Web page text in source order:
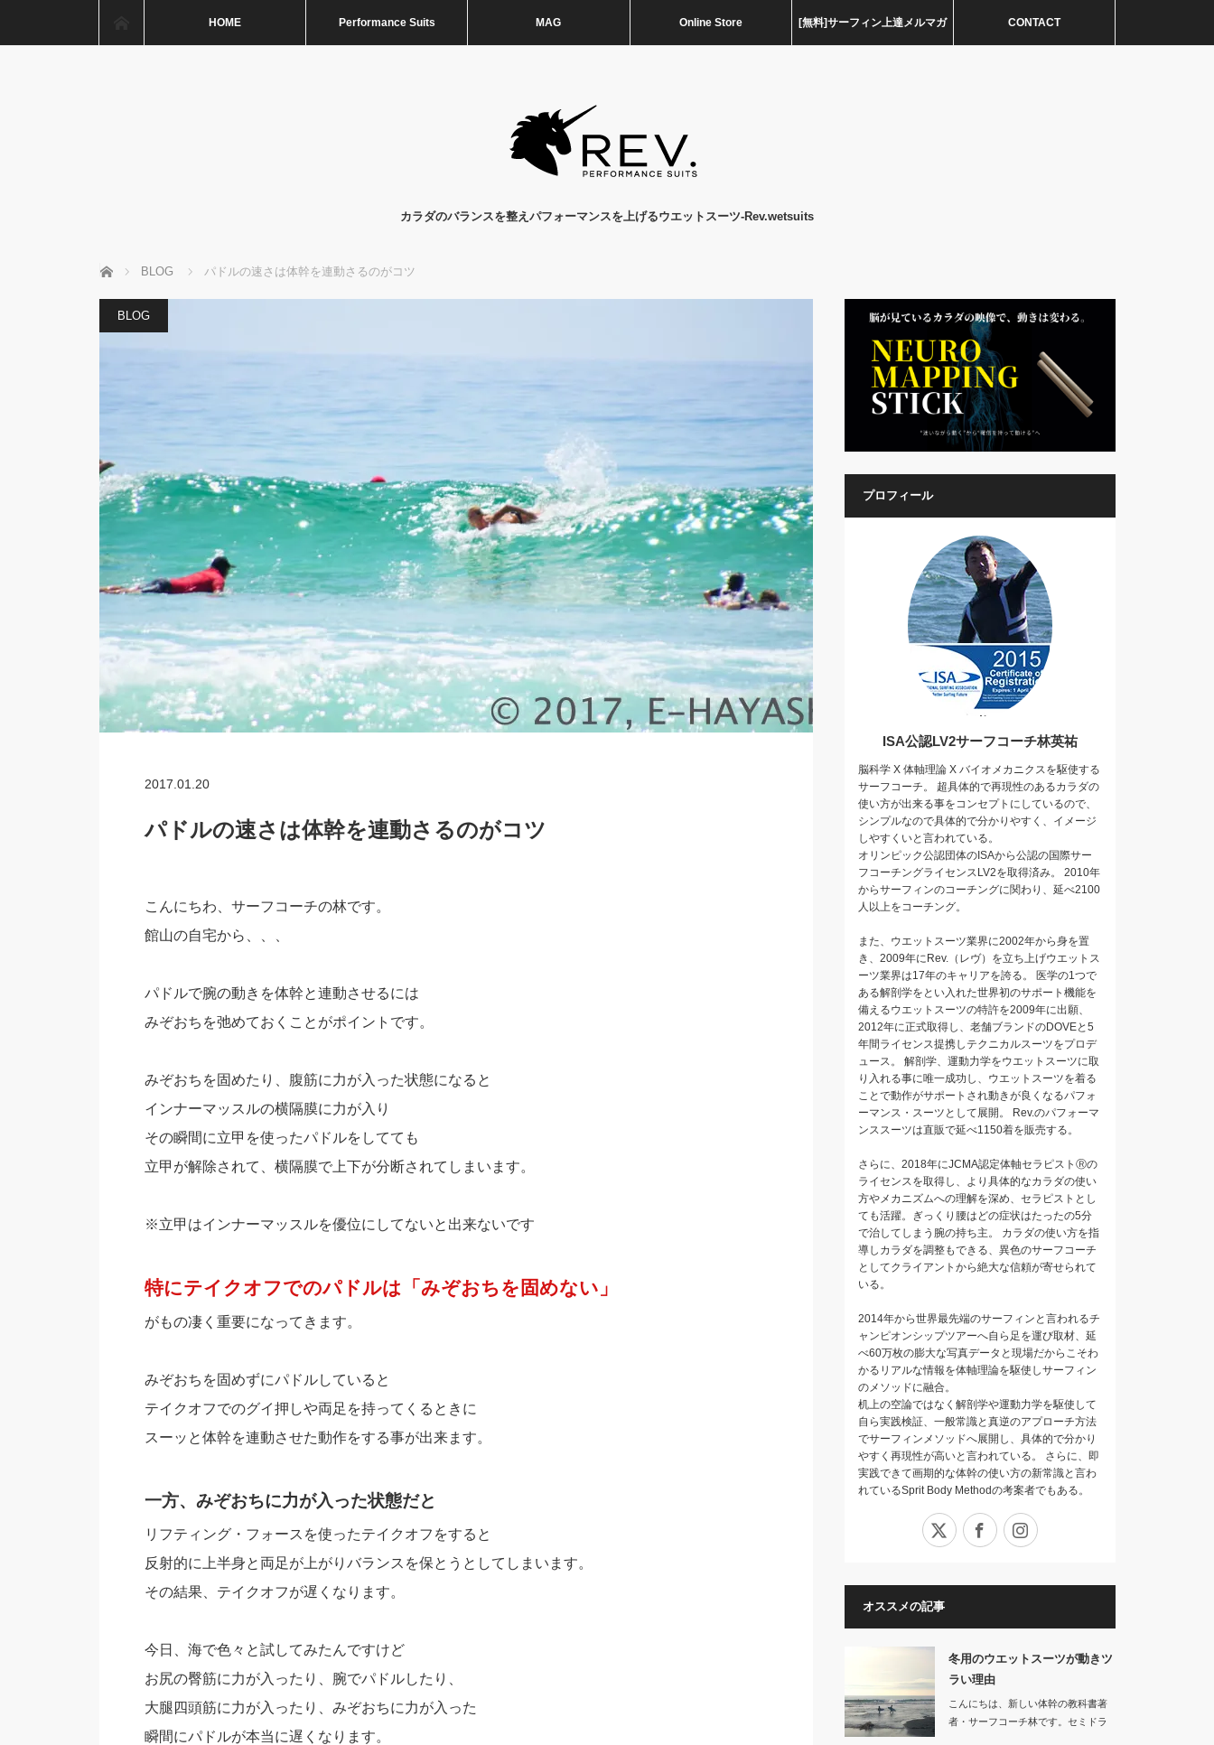
HOME Performance Suits MAG Online Store [無料]サーフィン上達メルマガ CONTACT
カラダのバランスを整えパフォーマンスを上げるウエットスーツ-Rev.wetsuits
ホーム BLOG パドルの速さは体幹を連動さるのがコツ
BLOG
2017.01.20
パドルの速さは体幹を連動さるのがコツ
こんにちわ、サーフコーチの林です。
館山の自宅から、、、
パドルで腕の動きを体幹と連動させるには
みぞおちを弛めておくことがポイントです。
みぞおちを固めたり、腹筋に力が入った状態になると
インナーマッスルの横隔膜に力が入り
その瞬間に立甲を使ったパドルをしてても
立甲が解除されて、横隔膜で上下が分断されてしまいます。
※立甲はインナーマッスルを優位にしてないと出来ないです
特にテイクオフでのパドルは「みぞおちを固めない」
がもの凄く重要になってきます。
みぞおちを固めずにパドルしていると
テイクオフでのグイ押しや両足を持ってくるときに
スーッと体幹を連動させた動作をする事が出来ます。
一方、みぞおちに力が入った状態だと
リフティング・フォースを使ったテイクオフをすると
反射的に上半身と両足が上がりバランスを保とうとしてしまいます。
その結果、テイクオフが遅くなります。
今日、海で色々と試してみたんですけど
お尻の臀筋に力が入ったり、腕でパドルしたり、
大腿四頭筋に力が入ったり、みぞおちに力が入った
瞬間にパドルが本当に遅くなります。
プロフィール
ISA公認LV2サーフコーチ林英祐
脳科学 X 体軸理論 X バイオメカニクスを駆使する
サーフコーチ。 超具体的で再現性のあるカラダの
使い方が出来る事をコンセプトにしているので、
シンプルなので具体的で分かりやすく、イメージ
しやすくいと言われている。
オリンピック公認団体のISAから公認の国際サー
フコーチングライセンスLV2を取得済み。 2010年
からサーフィンのコーチングに関わり、延べ2100
人以上をコーチング。
また、ウエットスーツ業界に2002年から身を置
き、2009年にRev.（レヴ）を立ち上げウエットス
ーツ業界は17年のキャリアを誇る。 医学の1つで
ある解剖学をとい入れた世界初のサポート機能を
備えるウエットスーツの特許を2009年に出願、
2012年に正式取得し、老舗ブランドのDOVEと5
年間ライセンス提携しテクニカルスーツをプロデ
ュース。 解剖学、運動力学をウエットスーツに取
り入れる事に唯一成功し、ウエットスーツを着る
ことで動作がサポートされ動きが良くなるパフォ
ーマンス・スーツとして展開。 Rev.のパフォーマ
ンススーツは直販で延べ1150着を販売する。
さらに、2018年にJCMA認定体軸セラピストⓇの
ライセンスを取得し、より具体的なカラダの使い
方やメカニズムへの理解を深め、セラピストとし
ても活躍。ぎっくり腰はどの症状はたったの5分
で治してしまう腕の持ち主。 カラダの使い方を指
導しカラダを調整もできる、異色のサーフコーチ
としてクライアントから絶大な信頼が寄せられて
いる。
2014年から世界最先端のサーフィンと言われるチ
ャンピオンシップツアーへ自ら足を運び取材、延
べ60万枚の膨大な写真データと現場だからこそわ
かるリアルな情報を体軸理論を駆使しサーフィン
のメソッドに融合。
机上の空論ではなく解剖学や運動力学を駆使して
自ら実践検証、一般常識と真逆のアプローチ方法
でサーフィンメソッドへ展開し、具体的で分かり
やすく再現性が高いと言われている。 さらに、即
実践できて画期的な体幹の使い方の新常識と言わ
れているSprit Body Methodの考案者でもある。
Facebook
オススメの記事
冬用のウエットスーツが動きツ
ラい理由
こんにちは、新しい体幹の教科書著
者・サーフコーチ林です。セミドラ